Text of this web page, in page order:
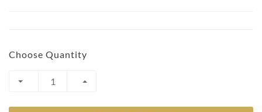
Choose Quantity